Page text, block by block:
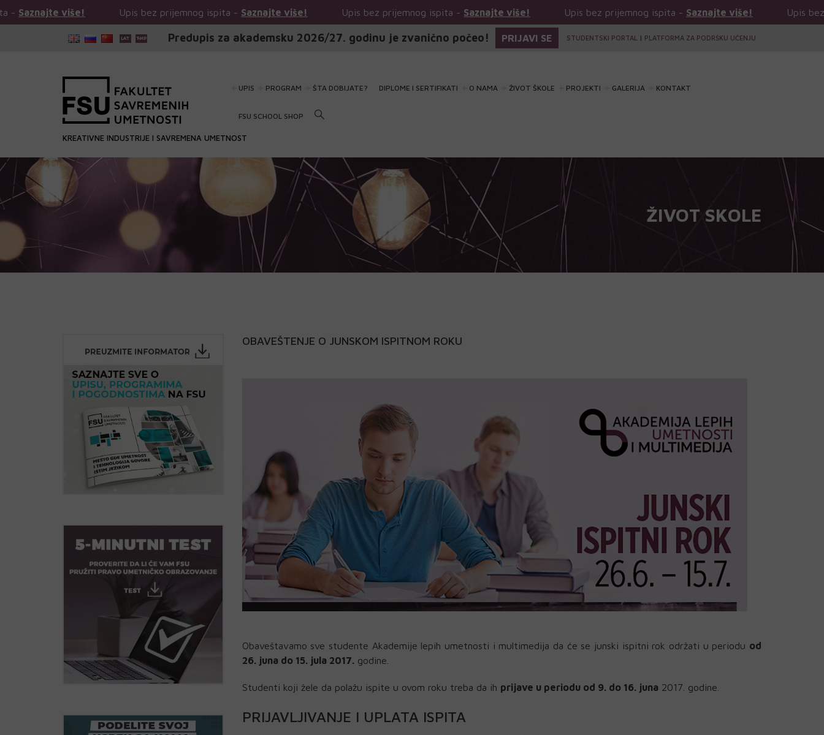
Upis bez prijemnog ispita -Saznajte više! Upis bez prijemnog ispita -Saznajte više! Upis bez prijemnog ispita -Saznajte više! Upis bez prijemnog
Predupis za akademsku 2026/27. godinu je zvanično počeo! PRIJAVI SE STUDENTSKI PORTAL | PLATFORMA ZA PODRŠKU UČENJU
UPIS PROGRAM ŠTA DOBIJATE? DIPLOME I SERTIFIKATI O NAMA ŽIVOT ŠKOLE PROJEKTI GALERIJA KONTAKT
FSU SCHOOL SHOP
KREATIVNE INDUSTRIJE I SAVREMENA UMETNOST
ŽIVOT SKOLE
OBAVEŠTENJE O JUNSKOM ISPITNOM ROKU
Obaveštavamo sve studente Akademije lepih umetnosti i multimedija da će se junski ispitni rok održati u periodu od
26. juna do 15. jula 2017.godine.
Studenti koji žele da polažu ispite u ovom roku treba da ih prijave u periodu od 9. do 16. juna2017. godine.
PRIJAVLJIVANJE I UPLATA ISPITA